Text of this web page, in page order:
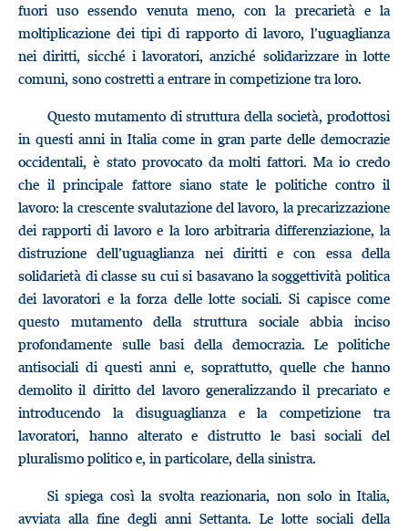
fuori uso essendo venuta meno, con la precarietà e la
moltiplicazione dei tipi di rapporto di lavoro, l’uguaglianza
nei diritti, sicché i lavoratori, anziché solidarizzare in lotte
comuni, sono costretti a entrare in competizione tra loro.
Questo mutamento di struttura della società, prodottosi
in questi anni in Italia come in gran parte delle democrazie
occidentali, è stato provocato da molti fattori. Ma io credo
che il principale fattore siano state le politiche contro il
lavoro: la crescente svalutazione del lavoro, la precarizzazione
dei rapporti di lavoro e la loro arbitraria differenziazione, la
distruzione dell’uguaglianza nei diritti e con essa della
solidarietà di classe su cui si basavano la soggettività politica
dei lavoratori e la forza delle lotte sociali. Si capisce come
questo mutamento della struttura sociale abbia inciso
profondamente sulle basi della democrazia. Le politiche
antisociali di questi anni e, soprattutto, quelle che hanno
demolito il diritto del lavoro generalizzando il precariato e
introducendo la disuguaglianza e la competizione tra
lavoratori, hanno alterato e distrutto le basi sociali del
pluralismo politico e, in particolare, della sinistra.
Si spiega così la svolta reazionaria, non solo in Italia,
avviata alla fine degli anni Settanta. Le lotte sociali della